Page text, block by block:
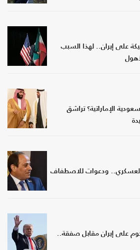
على إيران.. لهذا السبب
الإماراتية؟ تراشق
العسكري.. ودعوات للاصطفاف
على إيران مقابل صفقة..